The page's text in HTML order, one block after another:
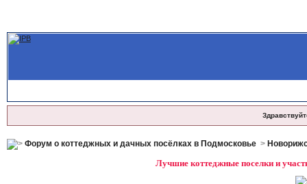
Форум о коттеджных и дачных посёлках в Подмосковье>
Лучшие коттеджные поселки и